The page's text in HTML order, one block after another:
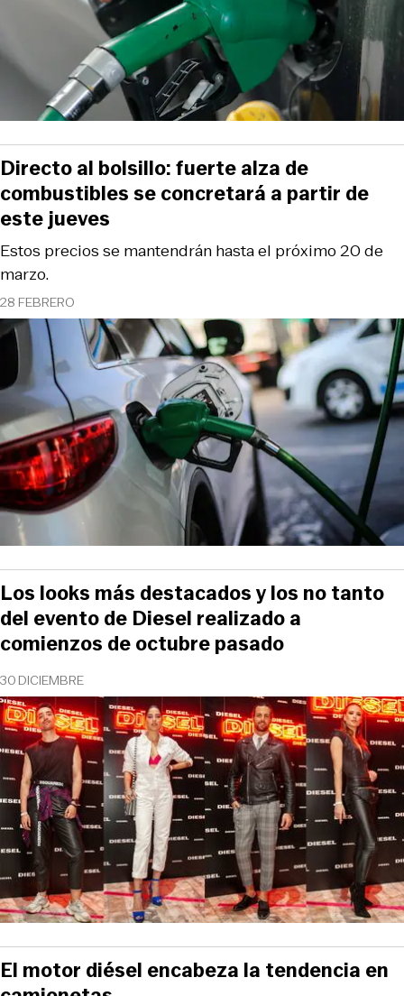
28 FEBRERO
Estos precios se mantendrán hasta el próximo 20 de
marzo.
Directo al bolsillo: fuerte alza de
combustibles se concretará a partir de
este jueves
30 DICIEMBRE
Los looks más destacados y los no tanto
del evento de Diesel realizado a
comienzos de octubre pasado
El motor diésel encabeza la tendencia en